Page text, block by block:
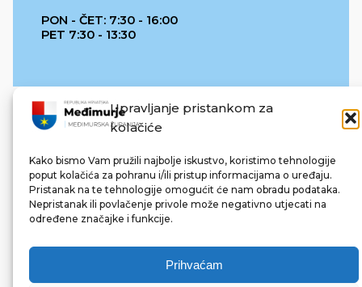
Upravljanje pristankom za
kolačiće
Kako bismo Vam pružili najbolje iskustvo, koristimo tehnologije
poput kolačića za pohranu i/ili pristup informacijama o uređaju.
Pristanak na te tehnologije omogućit će nam obradu podataka.
Nepristanak ili povlačenje privole može negativno utjecati na
određene značajke i funkcije.
Prihvaćam
PON - ČET: 7:30 - 16:00
PET 7:30 - 13:30
REPUBLIKA HRVATSKA